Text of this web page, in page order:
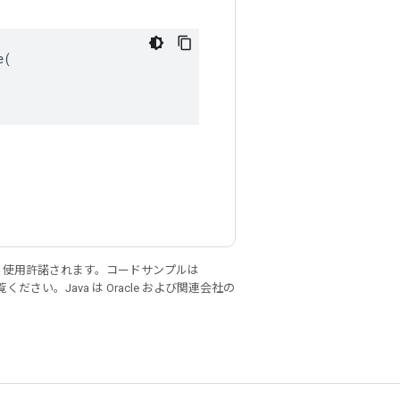
用許諾されます。コードサンプルは
ください。Java は Oracle および関連会社の